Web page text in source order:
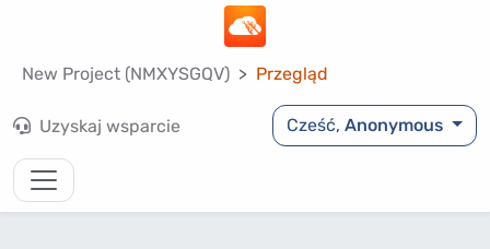
New Project (NMXYSGQV) Przegląd
Uzyskaj wsparcie Cześć,Anonymous